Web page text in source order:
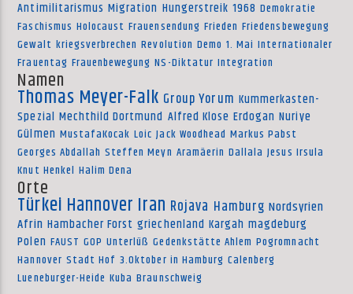
Antimilitarismus Migration Hungerstreik 1968 Demokratie
Faschismus Holocaust Frauensendung Frieden Friedensbewegung
Gewalt kriegsverbrechen Revolution Demo 1. Mai Internationaler
Frauentag Frauenbewegung NS-Diktatur Integration
Namen
Thomas Meyer-Falk Group Yorum Kummerkasten-
Spezial Mechthild Dortmund Alfred Klose Erdogan Nuriye
Gülmen MustafaKocak Loic Jack Woodhead Markus Pabst
Georges Abdallah Steffen Meyn Aramäerin Dallala Jesus Irsula
Knut Henkel Halim Dena
Orte
Türkei Hannover Iran Rojava Hamburg Nordsyrien
Afrin Hambacher Forst griechenland Kargah magdeburg
Polen FAUST GOP Unterlüß Gedenkstätte Ahlem Pogromnacht
Hannover Stadt Hof 3.Oktober in Hamburg Calenberg
Lueneburger-Heide Kuba Braunschweig